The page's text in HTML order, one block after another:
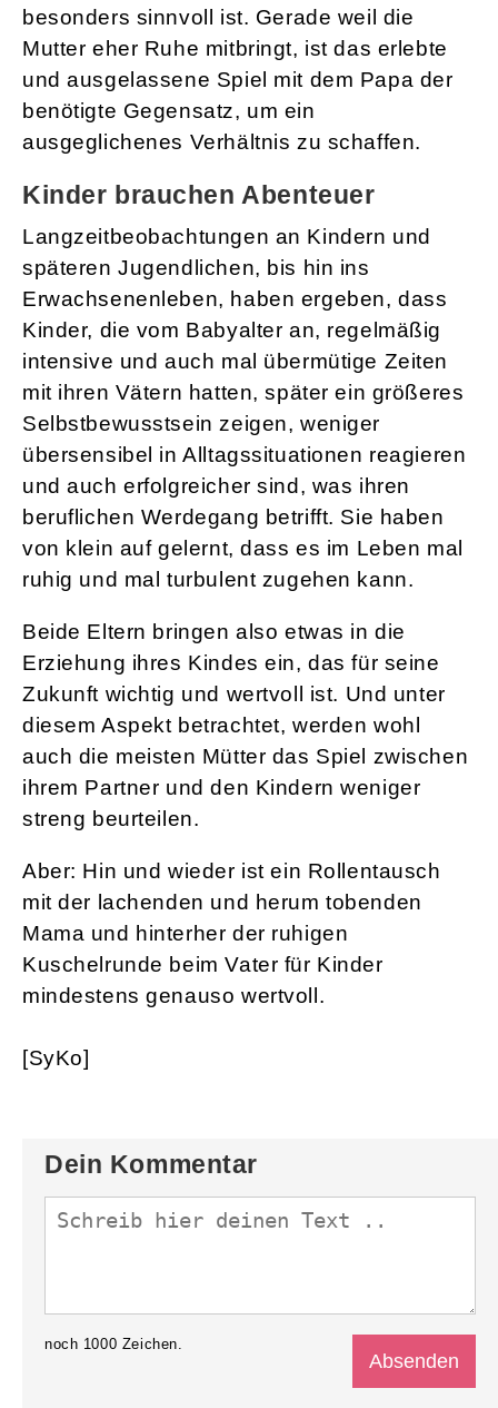
besonders sinnvoll ist. Gerade weil die
Mutter eher Ruhe mitbringt, ist das erlebte
und ausgelassene Spiel mit dem Papa der
benötigte Gegensatz, um ein
ausgeglichenes Verhältnis zu schaffen.
Kinder brauchen Abenteuer
Langzeitbeobachtungen an Kindern und
späteren Jugendlichen, bis hin ins
Erwachsenenleben, haben ergeben, dass
Kinder, die vom Babyalter an, regelmäßig
intensive und auch mal übermütige Zeiten
mit ihren Vätern hatten, später ein größeres
Selbstbewusstsein zeigen, weniger
übersensibel in Alltagssituationen reagieren
und auch erfolgreicher sind, was ihren
beruflichen Werdegang betrifft. Sie haben
von klein auf gelernt, dass es im Leben mal
ruhig und mal turbulent zugehen kann.
Beide Eltern bringen also etwas in die
Erziehung ihres Kindes ein, das für seine
Zukunft wichtig und wertvoll ist. Und unter
diesem Aspekt betrachtet, werden wohl
auch die meisten Mütter das Spiel zwischen
ihrem Partner und den Kindern weniger
streng beurteilen.
Aber: Hin und wieder ist ein Rollentausch
mit der lachenden und herum tobenden
Mama und hinterher der ruhigen
Kuschelrunde beim Vater für Kinder
mindestens genauso wertvoll.
[SyKo]
Dein Kommentar
noch 1000 Zeichen.